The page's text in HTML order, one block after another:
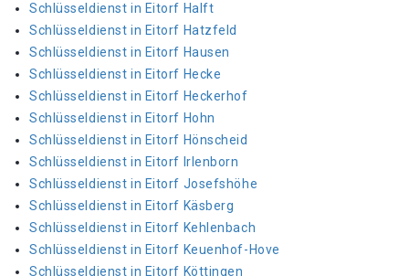
Schlüsseldienst in Eitorf Halft
Schlüsseldienst in Eitorf Hatzfeld
Schlüsseldienst in Eitorf Hausen
Schlüsseldienst in Eitorf Hecke
Schlüsseldienst in Eitorf Heckerhof
Schlüsseldienst in Eitorf Hohn
Schlüsseldienst in Eitorf Hönscheid
Schlüsseldienst in Eitorf Irlenborn
Schlüsseldienst in Eitorf Josefshöhe
Schlüsseldienst in Eitorf Käsberg
Schlüsseldienst in Eitorf Kehlenbach
Schlüsseldienst in Eitorf Keuenhof-Hove
Schlüsseldienst in Eitorf Köttingen